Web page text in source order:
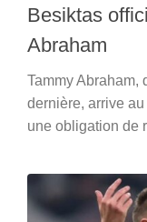
Besiktas
Abraham
Tammy Abraham,
dernière, arrive
une obligation de